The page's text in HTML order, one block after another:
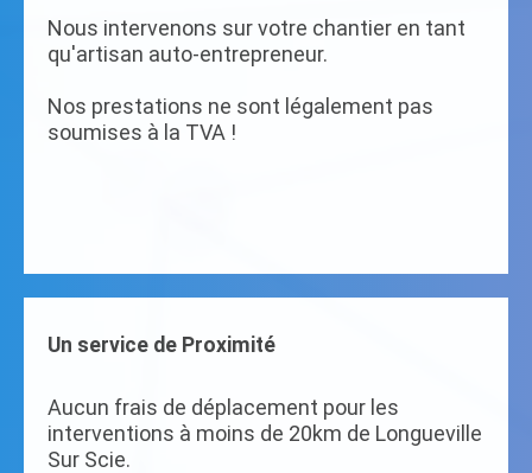
Nous intervenons sur votre chantier en tant
qu'artisan auto-entrepreneur.
Nos prestations ne sont légalement pas
soumises à la TVA !
Un service de Proximité
Aucun frais de déplacement pour les
interventions à moins de 20km de Longueville
Sur Scie.